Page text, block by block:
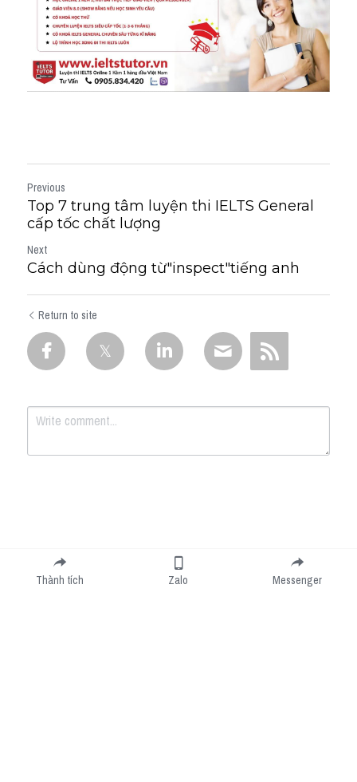
Previous
Top 7 trung tâm luyện thi IELTS General
cấp tốc chất lượng
Next
Cách dùng động từ"inspect"tiếng anh
Return to site
Submit
Thành tích Zalo Messenger